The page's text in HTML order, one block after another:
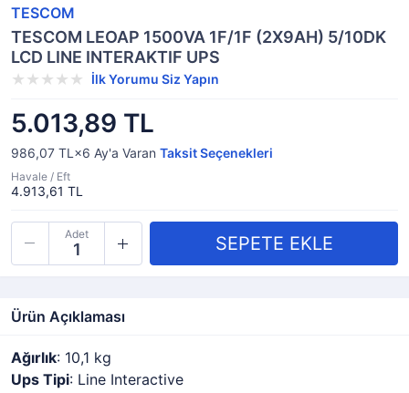
TESCOM
TESCOM LEOAP 1500VA 1F/1F (2X9AH) 5/10DK
LCD LINE INTERAKTIF UPS
İlk Yorumu Siz Yapın
5.013,89 TL
986,07 TL×6 Ay'a Varan Taksit Seçenekleri
Havale / Eft
4.913,61 TL
Adet
Ürün Açıklaması
Ağırlık: 10,1 kg
Ups Tipi: Line Interactive